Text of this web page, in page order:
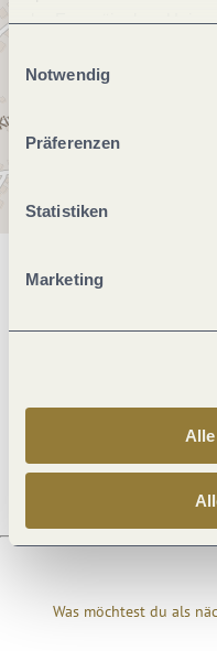
der Europäischen Union
jederzeit widerrufen
ablehnen" kann es zu
Notwendig
Präferenzen
Statistiken
Marketing
Was möchtest du als